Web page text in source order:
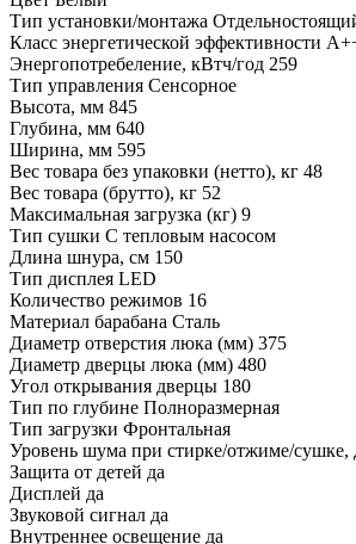
Тип установки/монтажа
Класс энергетической эффективности
Энергопотребеление, кВтч/год 259
Тип управления Сенсорное
Высота, мм 845
Глубина, мм 640
Ширина, мм 595
Вес товара без упаковки (нетто), кг 48
Вес товара (брутто), кг 52
Максимальная загрузка (кг) 9
Тип сушки С тепловым насосом
Длина шнура, см 150
Тип дисплея LED
Количество режимов 16
Материал барабана Сталь
Диаметр отверстия люка (мм) 375
Диаметр дверцы люка (мм) 480
Угол открывания дверцы 180
Тип по глубине Полноразмерная
Тип загрузки Фронтальная
Уровень шума при стирке/отжиме/сушке,
Защита от детей да
Дисплей да
Звуковой сигнал да
Внутреннее освещение да